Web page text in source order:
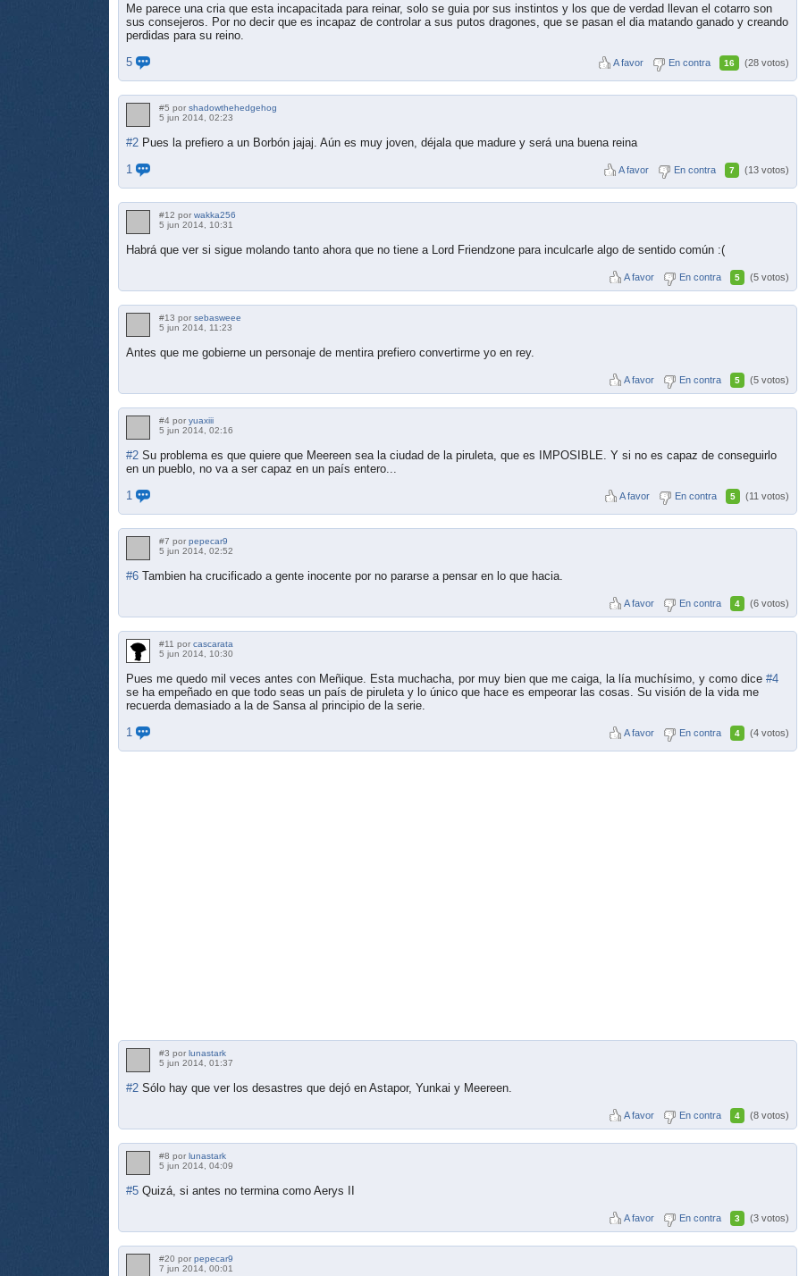
Me parece una cria que esta incapacitada para reinar, solo se guia por sus instintos y los que de verdad llevan el cotarro son
sus consejeros. Por no decir que es incapaz de controlar a sus putos dragones, que se pasan el dia matando ganado y creando
perdidas para su reino.
5
A favor En contra 16 (28 votos)
#5 por shadowthehedgehog
5 jun 2014, 02:23
#2 Pues la prefiero a un Borbón jajaj. Aún es muy joven, déjala que madure y será una buena reina
1
A favor En contra 7 (13 votos)
#12 por wakka256
5 jun 2014, 10:31
Habrá que ver si sigue molando tanto ahora que no tiene a Lord Friendzone para inculcarle algo de sentido común :(
A favor En contra 5 (5 votos)
#13 por sebasweee
5 jun 2014, 11:23
Antes que me gobierne un personaje de mentira prefiero convertirme yo en rey.
A favor En contra 5 (5 votos)
#4 por yuaxiii
5 jun 2014, 02:16
#2 Su problema es que quiere que Meereen sea la ciudad de la piruleta, que es IMPOSIBLE. Y si no es capaz de conseguirlo
en un pueblo, no va a ser capaz en un país entero...
1
A favor En contra 5 (11 votos)
#7 por pepecar9
5 jun 2014, 02:52
#6 Tambien ha crucificado a gente inocente por no pararse a pensar en lo que hacia.
A favor En contra 4 (6 votos)
#11 por cascarata
5 jun 2014, 10:30
Pues me quedo mil veces antes con Meñique. Esta muchacha, por muy bien que me caiga, la lía muchísimo, y como dice #4
se ha empeñado en que todo seas un país de piruleta y lo único que hace es empeorar las cosas. Su visión de la vida me
recuerda demasiado a la de Sansa al principio de la serie.
1
A favor En contra 4 (4 votos)
#3 por lunastark
5 jun 2014, 01:37
#2 Sólo hay que ver los desastres que dejó en Astapor, Yunkai y Meereen.
A favor En contra 4 (8 votos)
#8 por lunastark
5 jun 2014, 04:09
#5 Quizá, si antes no termina como Aerys II
A favor En contra 3 (3 votos)
#20 por pepecar9
7 jun 2014, 00:01